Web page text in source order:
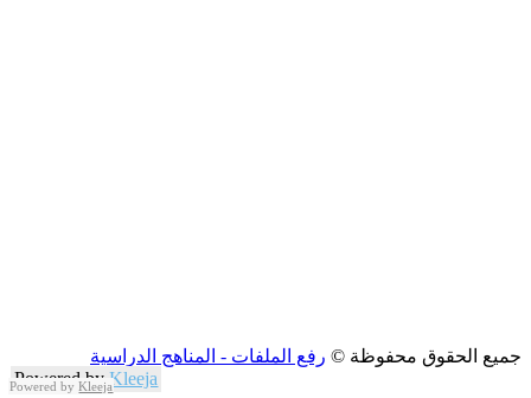
Powered byKleeja
جميع الحقوق محفوظة © رفع الملفات - المناهج الدراسية
Powered byKleeja